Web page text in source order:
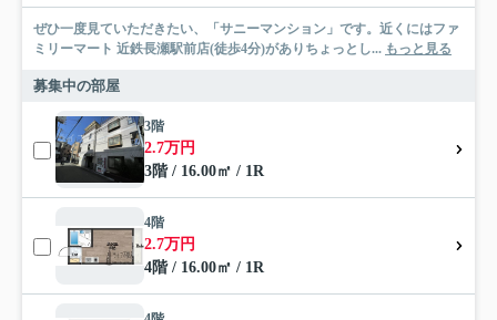
ぜひ一度見ていただきたい、「サニーマンション」です。近くにはファ
ミリーマート 近鉄長瀬駅前店(徒歩4分)がありちょっとし... もっと見る
募集中の部屋
3階
2.7万円
3階 / 16.00㎡ / 1R
4階
2.7万円
4階 / 16.00㎡ / 1R